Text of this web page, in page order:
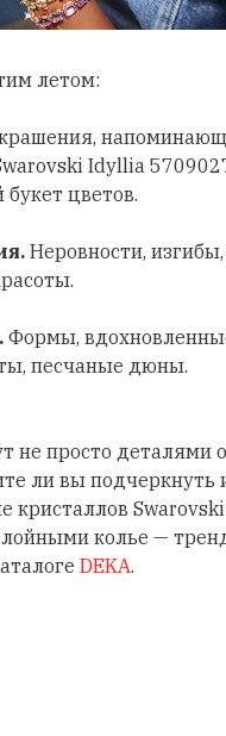
летом:
Idyllia
цветов.
Неровности,
Формы,
песчаные дюны.
не просто деталями
ли вы подчеркнуть
кристаллов
колье —
DEKA.